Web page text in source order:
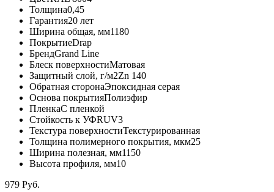
Толщина0,45
Гарантия20 лет
Ширина общая, мм1180
ПокрытиеDrap
БрендGrand Line
Блеск поверхностиМатовая
Защитный слой, г/м2Zn 140
Обратная сторонаЭпоксидная серая
Основа покрытияПолиэфир
ПленкаС пленкой
Стойкость к УФRUV3
Текстура поверхностиТекстурированная
Толщина полимерного покрытия, мкм25
Ширина полезная, мм1150
Высота профиля, мм10
979 Руб.